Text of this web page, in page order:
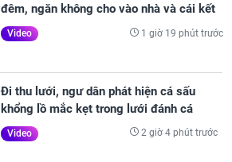
đêm, ngăn không cho vào nhà và cái kết
Video 1 giờ 19 phút trước
Đi thu lưới, ngư dân phát hiện cá sấu
khổng lồ mắc kẹt trong lưới đánh cá
Video 2 giờ 4 phút trước